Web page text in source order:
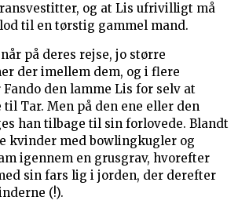
og at Lis ufrivilligt må
til en tørstig gammel mand.
på deres rejse, jo større
der imellem dem, og i flere
den lamme Lis for selv at
Tar. Men på den ene eller den
han tilbage til sin forlovede. Blandt
kvinder med bowlingkugler og
igennem en grusgrav, hvorefter
sin fars lig i jorden, der derefter
(!).